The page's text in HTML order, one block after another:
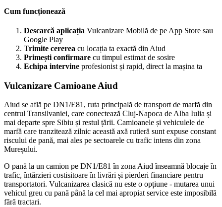
Cum funcționează
Descarcă aplicația Vulcanizare Mobilă de pe App Store sau
Google Play
Trimite cererea cu locația ta exactă din Aiud
Primești confirmare cu timpul estimat de sosire
Echipa intervine profesionist și rapid, direct la mașina ta
Vulcanizare Camioane Aiud
Aiud se află pe DN1/E81, ruta principală de transport de marfă din
centrul Transilvaniei, care conectează Cluj-Napoca de Alba Iulia și
mai departe spre Sibiu și restul țării. Camioanele și vehiculele de
marfă care tranzitează zilnic această axă rutieră sunt expuse constant
riscului de pană, mai ales pe sectoarele cu trafic intens din zona
Mureșului.
O pană la un camion pe DN1/E81 în zona Aiud înseamnă blocaje în
trafic, întârzieri costisitoare în livrări și pierderi financiare pentru
transportatori. Vulcanizarea clasică nu este o opțiune - mutarea unui
vehicul greu cu pană până la cel mai apropiat service este imposibilă
fără tractari.